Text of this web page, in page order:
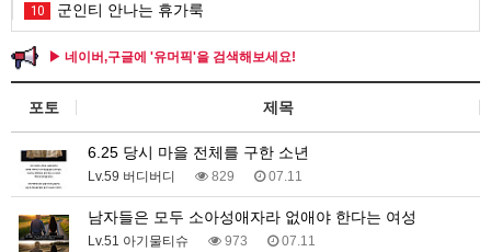
10 군인티 안나는 휴가룩
▶ 네이버,구글에 '유머픽'을 검색해보세요!
포토 제목
6.25 당시 마을 전체를 구한 소년
Lv.59 버디버디 829 07.11
남자들은 모두 소아성애자라 없애야 한다는 여성
Lv.51 아기물티슈 973 07.11